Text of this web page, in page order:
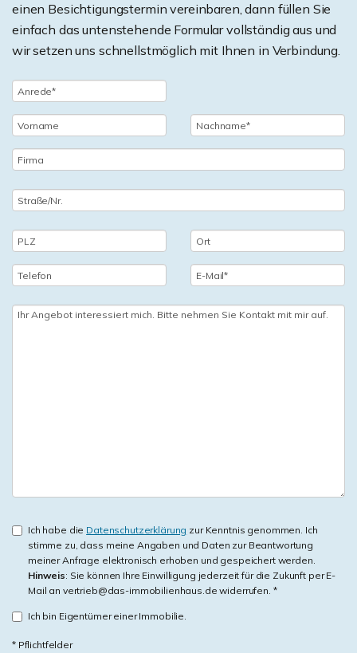
einen Besichtigungstermin vereinbaren, dann füllen Sie
einfach das untenstehende Formular vollständig aus und
wir setzen uns schnellstmöglich mit Ihnen in Verbindung.
Ich habe die Datenschutzerklärung zur Kenntnis genommen. Ich
stimme zu, dass meine Angaben und Daten zur Beantwortung
meiner Anfrage elektronisch erhoben und gespeichert werden.
Hinweis: Sie können Ihre Einwilligung jederzeit für die Zukunft per E-
Mail an vertrieb@das-immobilienhaus.de widerrufen. *
Ich bin Eigentümer einer Immobilie.
* Pflichtfelder